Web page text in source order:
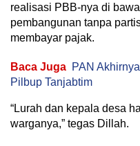
realisasi PBB-nya di
pembangunan tanpa
membayar pajak.
Baca Juga PAN
Pilbup Tanjabtim
“Lurah dan kepala desa
warganya,” tegas Dillah.